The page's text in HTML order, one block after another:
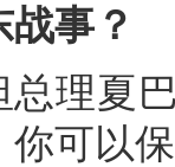
事？
理夏
可以